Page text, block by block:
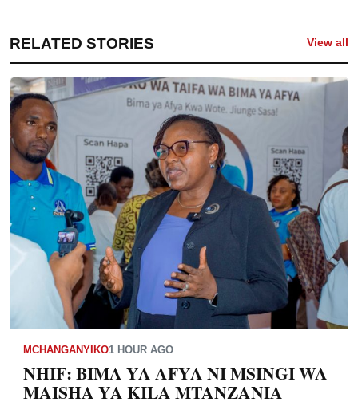
RELATED STORIES View all
MCHANGANYIKO1 HOUR AGO
NHIF: BIMA YA AFYA NI MSINGI WA
MAISHA YA KILA MTANZANIA